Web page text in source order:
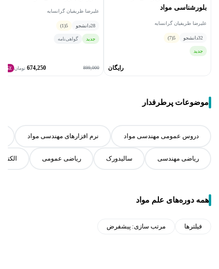
بلورشناسی مواد
علیرضا ظریفیان گرانسایه
32دانشجو 5
(7)
جدید
رایگان
علیرضا ظریفیان گرانسایه
28دانشجو 5
(1)
جدید گواهی‌نامه
899,000
674,250 تومان 25٪
موضوعات پرطرفدار
دروس عمومی مهندسی مواد نرم افزارهای مهندسی مواد
ریاضی مهندسی سالیدورک ریاضی عمومی
همه دوره‌های علم مواد
فیلترها مرتب سازی: پیشفرض